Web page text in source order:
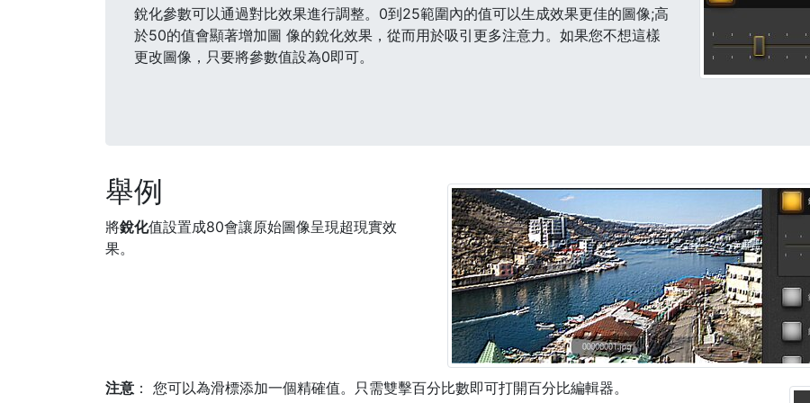
銳化參數可以通過對比效果進行調整。0到25範圍內的值可以生成效果更佳的圖像;高
於50的值會顯著增加圖 像的銳化效果，從而用於吸引更多注意力。如果您不想這樣
更改圖像，只要將參數值設為0即可。
舉例
將銳化值設置成80會讓原始圖像呈現超現實效
果。
注意 ： 您可以為滑標添加一個精確值。只需雙擊百分比數即可打開百分比編輯器。